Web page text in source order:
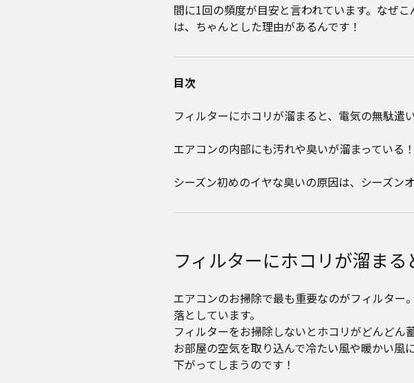
間に1回の頻度が目安と言われています。なぜ
は、ちゃんとした理由があるんです！
目次
フィルターにホコリが溜まると、電気の無駄遣
エアコンの内部にも汚れや臭いが溜まっている！
シーズン初めのイヤな臭いの原因は、シーズン
フィルターにホコリが溜まる
エアコンのお掃除で最も重要なのがフィルター
落としています。
フィルターをお掃除しないとホコリがどんどん
お部屋の空気を取り込んで冷たい風や暖かい風
下がってしまうのです！